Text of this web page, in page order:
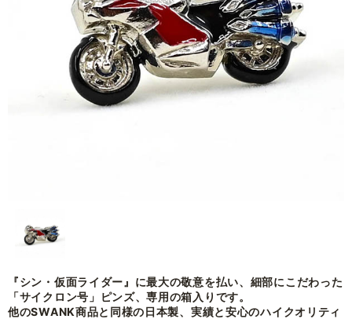
『シン・仮面ライダー』に最大の敬意を払い、細部にこだわった
「サイクロン号」ピンズ、専用の箱入りです。
他のSWANK商品と同様の日本製、実績と安心のハイクオリティ